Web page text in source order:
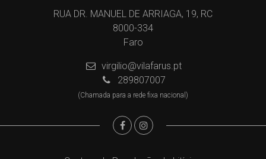
RUA DR. MANUEL DE ARRIAGA, 19, RC
8000-334
Faro
virgilio@vilafarus.pt
289807007
(Chamada para a rede fixa nacional)